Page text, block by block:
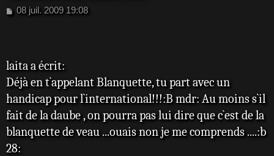
M
g
e
08 juil. 2009 19:08
laita a écrit:
Déjà en t`appelant Blanquette, tu part avec un
handicap pour l`international!!!:B mdr: Au moins s`il
fait de la daube , on pourra pas lui dire que c`est de la
blanquette de veau ...ouais non je me comprends ....:b
28: